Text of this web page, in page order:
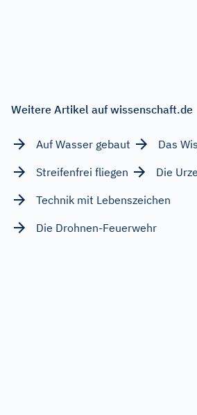
Weitere Artikel auf wissenschaft.de
Auf Wasser gebaut
Das
Streifenfrei fliegen
Die
Technik mit Lebenszeichen
Die Drohnen-Feuerwehr